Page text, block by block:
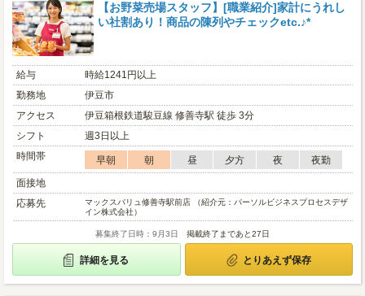
【お野菜売場スタッフ】[職業紹介]家計にうれし
い社割あり！商品の陳列やチェックetc.♪*
給与
時給1241円以上
勤務地
伊豆市
アクセス
伊豆箱根鉄道駿豆線 修善寺駅 徒歩 3分
シフト
週3日以上
時間帯
早朝 朝 昼 夕方 夜
夜勤
面接地
応募先
マックスバリュ修善寺駅前店 （紹介元：パーソルビジネスプロセスデザ
イン株式会社）
募集終了日時：9月3日 掲載終了まであと27日
詳細を見る とりあえず保存